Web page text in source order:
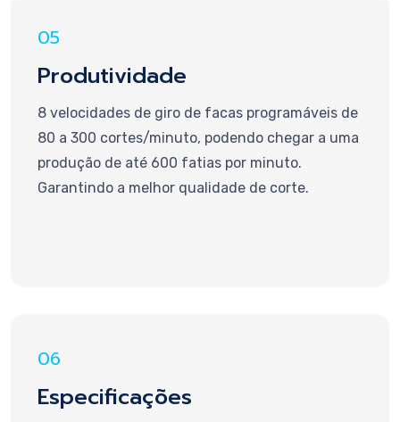
05
Produtividade
8 velocidades de giro de facas programáveis de
80 a 300 cortes/minuto, podendo chegar a uma
produção de até 600 fatias por minuto.
Garantindo a melhor qualidade de corte.
06
Especificações